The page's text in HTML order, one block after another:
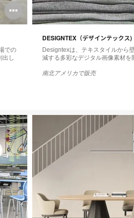
Open
image
tooltip
での
出し
DESIGNTEX（デザインテックス)
Designtexは、テキスタイルから
減する多彩なデジタル画像素材を
南北アメリカで販売